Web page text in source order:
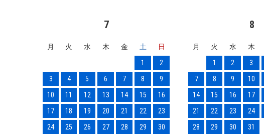
7
月 火 水 木 金 土
日
1
2
3
4 5 6 7 8
9
10
11 12 13 14 15
16
17
18 19 20 21 22
23
24
25 26 27 28 29
30
8
月 火 水 木
1
2 3
7
8 9 10
14
15 16 17
21
22 23 24
28
29 30 31